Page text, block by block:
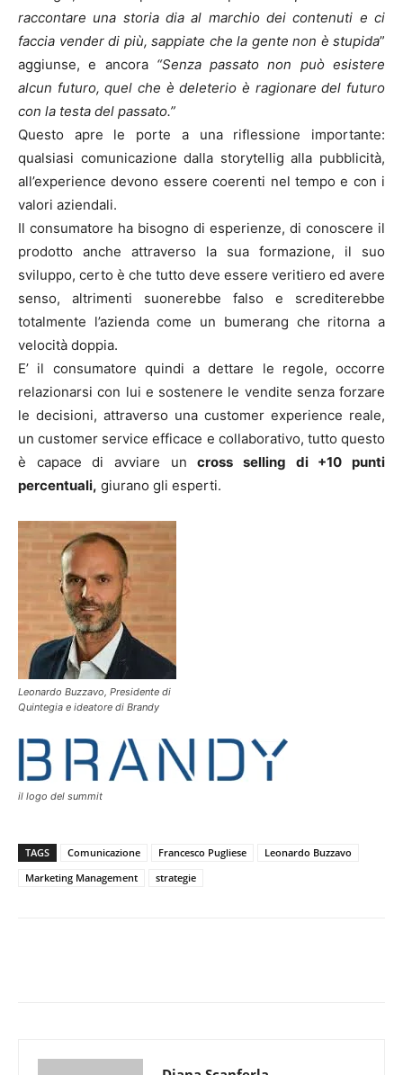
raccontare una storia dia al marchio dei contenuti e ci
faccia vender di più, sappiate che la gente non è stupida”
aggiunse, e ancora “Senza passato non può esistere
alcun futuro, quel che è deleterio è ragionare del futuro
con la testa del passato.”
Questo apre le porte a una riflessione importante:
qualsiasi comunicazione dalla storytellig alla pubblicità,
all’experience devono essere coerenti nel tempo e con i
valori aziendali.
Il consumatore ha bisogno di esperienze, di conoscere il
prodotto anche attraverso la sua formazione, il suo
sviluppo, certo è che tutto deve essere veritiero ed avere
senso, altrimenti suonerebbe falso e screditerebbe
totalmente l’azienda come un bumerang che ritorna a
velocità doppia.
E’ il consumatore quindi a dettare le regole, occorre
relazionarsi con lui e sostenere le vendite senza forzare
le decisioni, attraverso una customer experience reale,
un customer service efficace e collaborativo, tutto questo
è capace di avviare uncross selling di +10 punti
percentuali, giurano gli esperti.
Leonardo Buzzavo, Presidente di
Quintegia e ideatore di Brandy
il logo del summit
TAGS Comunicazione Francesco Pugliese
Leonardo Buzzavo
Marketing Management
strategie